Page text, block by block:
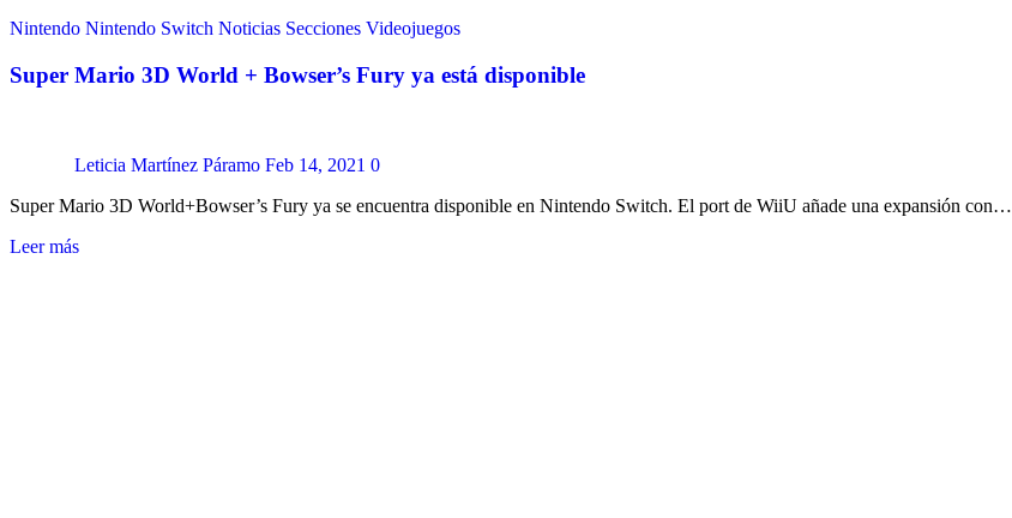
Nintendo Nintendo Switch Noticias Secciones Videojuegos
Super Mario 3D World + Bowser’s Fury ya está disponible
Leticia Martínez Páramo Feb 14, 2021 0
Super Mario 3D World+Bowser’s Fury ya se encuentra disponible en Nintendo Switch. El port de WiiU añade una expansión con…
Leer más